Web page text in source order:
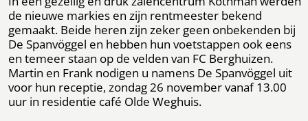
de nieuwe markies en zijn rentmeester bekend
gemaakt. Beide heren zijn zeker geen onbekenden bij
De Spanvöggel en hebben hun voetstappen ook eens
en temeer staan op de velden van FC Berghuizen.
Martin en Frank nodigen u namens De Spanvöggel uit
voor hun receptie, zondag 26 november vanaf 13.00
uur in residentie café Olde Weghuis.